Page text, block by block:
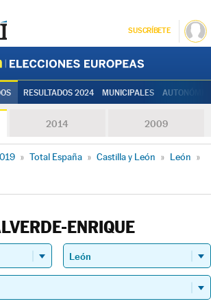
SUSCRÍBETE
RESULTADOS 2024 MUNICIPALES
2014 2009
» Total España » Castilla y León » León »
ENRIQUE